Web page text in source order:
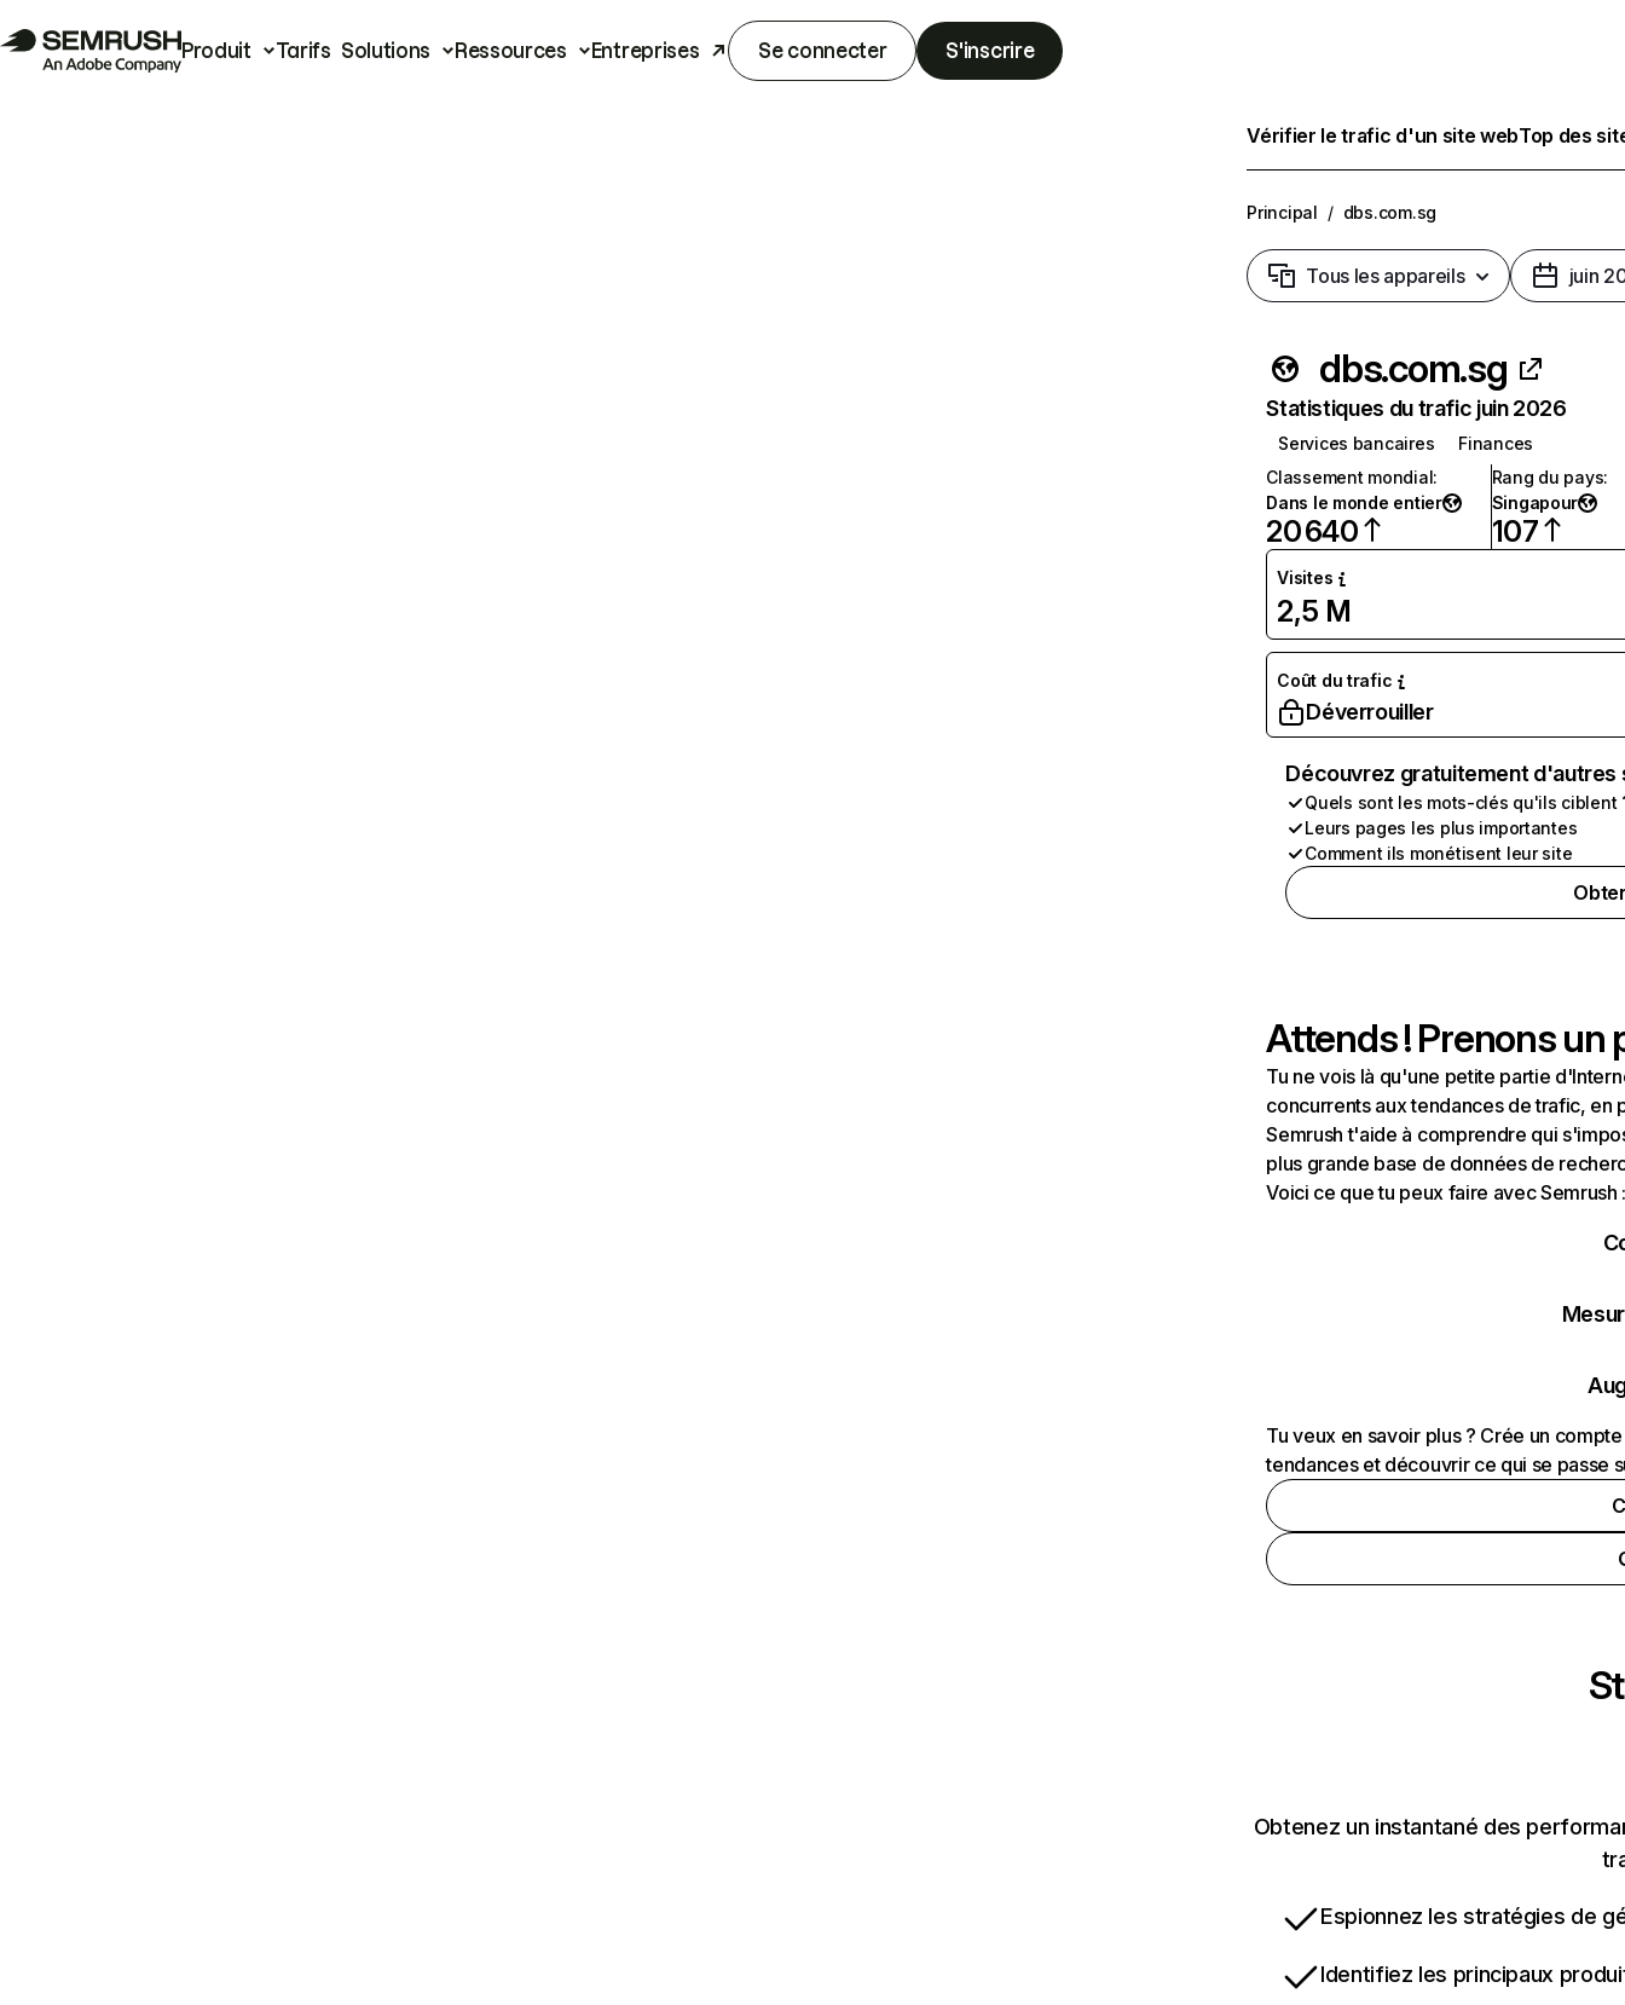
Produit Tarifs Solutions Ressources Entreprises Se connecter S'inscrire
Vérifier le trafic d'un site webTop des
Principal / dbs.com.sg
Tous les appareils juin
dbs.com.sg
Statistiques du trafic juin 2026
Services bancaires
Finances
Classement mondial:
Dans le monde entier
20 640
Rang du pays:
Singapour
107
Visites
2,5 M
Coût du trafic
Déverrouiller
Découvrez gratuitement
Quels sont les mots-clés qu'ils ciblent
Leurs pages les plus importantes
Comment ils monétisent leur site
Attends ! Prenons un
Tu ne vois là qu'une petite partie
concurrents aux tendances de trafic, en
Semrush t'aide à comprendre qui
plus grande base de données de
Voici ce que tu peux faire avec Semrush
Tu veux en savoir plus ? Crée un
tendances et découvrir ce qui se passe
Obtenez un instantané des
Espionnez les stratégies de
Identifiez les principaux